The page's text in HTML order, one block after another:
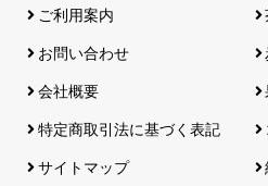
ご利用案内
お問い合わせ
会社概要
特定商取引法に基づく表記
サイトマップ